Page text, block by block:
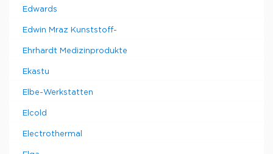
Edwards
Edwin Mraz Kunststoff-
Ehrhardt Medizinprodukte
Ekastu
Elbe-Werkstatten
Elcold
Electrothermal